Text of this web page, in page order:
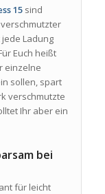
15sind
Ladung
Euch heißt
einzelne
sollen, spart
verschmutzte
Ihr aber ein
bei
für leicht